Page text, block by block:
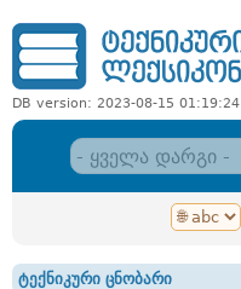
DB version: 2023-08-15 01:19:24
ტექნიკური ცნობარი